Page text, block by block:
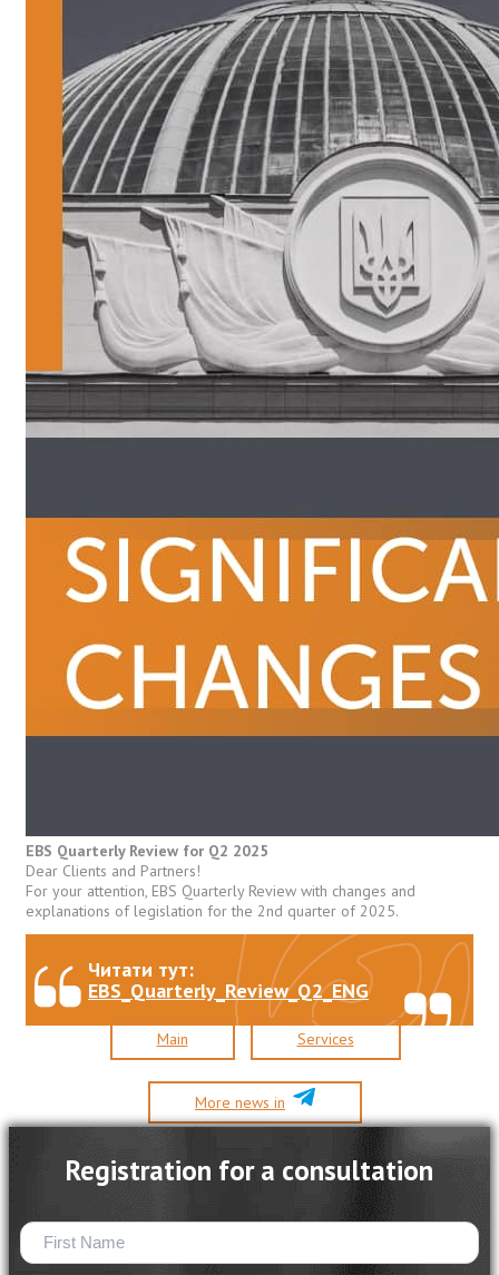
EBS Quarterly Review for Q2 2025
Dear Clients and Partners!
For your attention, EBS Quarterly Review with changes and
explanations of legislation for the 2nd quarter of 2025.
Читати тут:
EBS_Quarterly_Review_Q2_ENG
Main Services
More news in
Registration for a consultation